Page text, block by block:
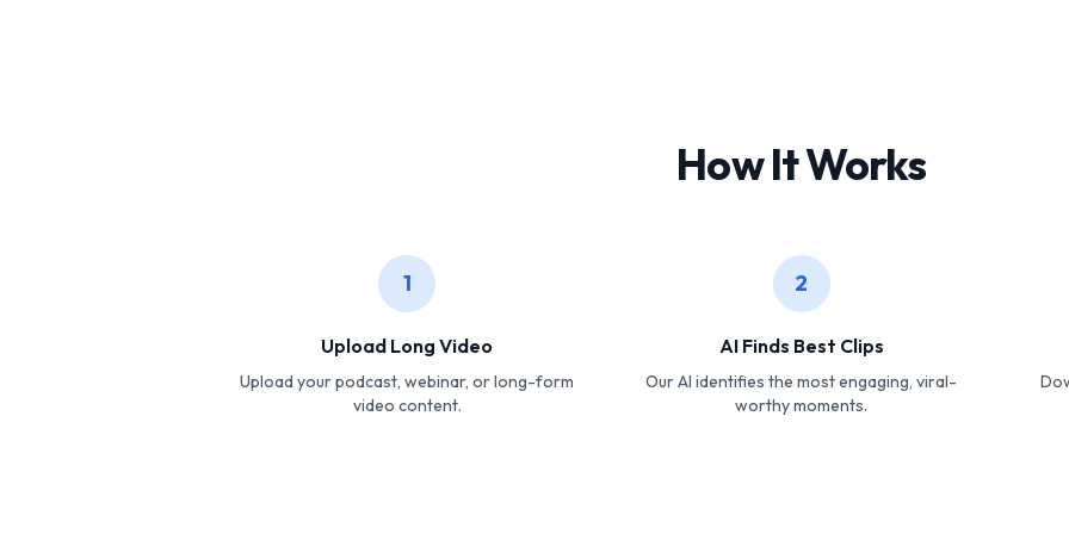
How It Works
1
Upload Long Video
Upload your podcast, webinar, or long-form
video content.
2
AI Finds Best Clips
Our AI identifies the most engaging, viral-
worthy moments.